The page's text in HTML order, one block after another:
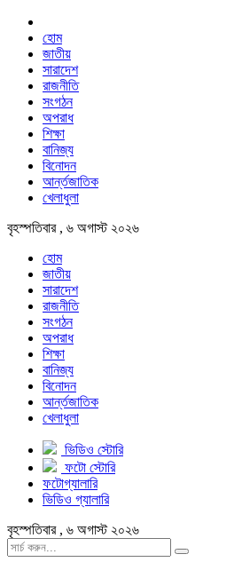
হোম
জাতীয়
সারাদেশ
রাজনীতি
সংগঠন
অপরাধ
শিক্ষা
বানিজ্য
বিনোদন
আর্ন্তজাতিক
খেলাধুলা
বৃহস্পতিবার , ৬ অগাস্ট ২০২৬
হোম
জাতীয়
সারাদেশ
রাজনীতি
সংগঠন
অপরাধ
শিক্ষা
বানিজ্য
বিনোদন
আর্ন্তজাতিক
খেলাধুলা
ভিডিও স্টোরি
ফটো স্টোরি
ফটোগ্যালারি
ভিডিও গ্যালারি
বৃহস্পতিবার , ৬ অগাস্ট ২০২৬